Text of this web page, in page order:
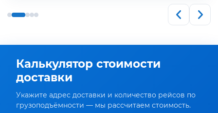
Калькулятор стоимости
доставки
Укажите адрес доставки и количество рейсов по
грузоподъёмности — мы рассчитаем стоимость.